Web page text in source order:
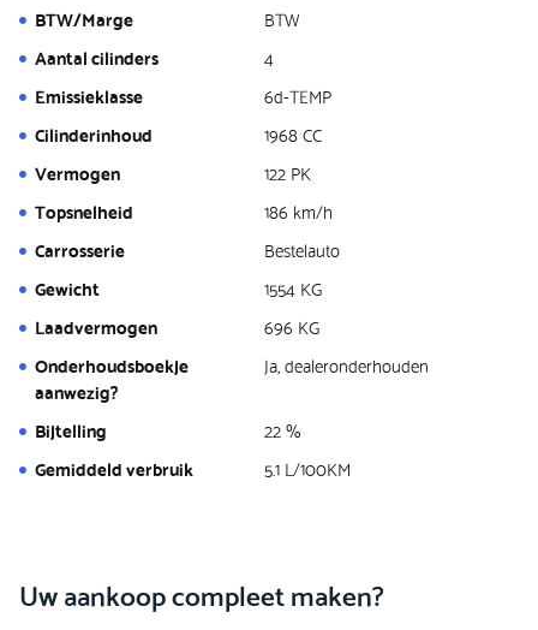
BTW/Marge
BTW
Aantal cilinders
4
Emissieklasse
6d-TEMP
Cilinderinhoud
1968 CC
Vermogen
122 PK
Topsnelheid
186 km/h
Carrosserie
Bestelauto
Gewicht
1554 KG
Laadvermogen
696 KG
Onderhoudsboekje
aanwezig?
Ja, dealeronderhouden
Bijtelling
22 %
Gemiddeld verbruik
5.1 L/100KM
Uw aankoop compleet maken?